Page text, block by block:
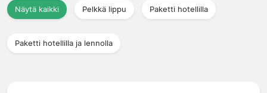
Näytä kaikki Pelkkä lippu Paketti hotellilla
Paketti hotellilla ja lennolla